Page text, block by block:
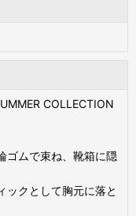
COLLECTION
ゴムで束ね、靴箱に隠
ックとして胸元に落と